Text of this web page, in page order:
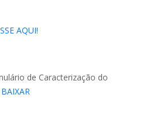
AQUI!
de Caracterização do
BAIXAR